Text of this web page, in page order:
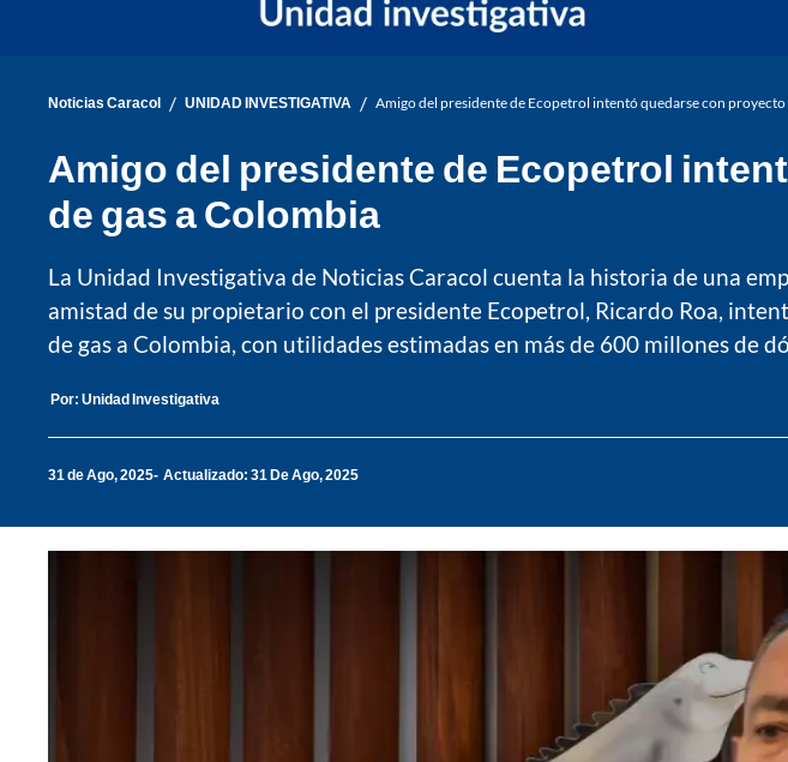
Noticias Caracol / UNIDAD INVESTIGATIVA / Amigo del presidente de Ecopetrol intentó quedarse con
Amigo del presidente de Ecopetrol
de gas a Colombia
La Unidad Investigativa de Noticias Caracol cuenta la historia de una
amistad de su propietario con el presidente Ecopetrol, Ricardo Roa,
de gas a Colombia, con utilidades estimadas en más de 600 millones de
Por: Unidad Investigativa
31 de Ago, 2025 Actualizado: 31 De Ago, 2025